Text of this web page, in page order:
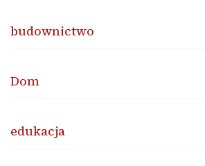
budownictwo
Dom
edukacja